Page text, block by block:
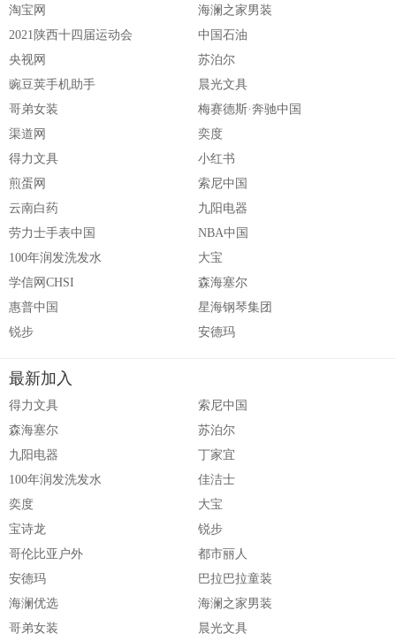
淘宝网
海澜之家男装
2021陕西十四届运动会
中国石油
央视网
苏泊尔
豌豆荚手机助手
晨光文具
哥弟女装
梅赛德斯·奔驰中国
渠道网
奕度
得力文具
小红书
煎蛋网
索尼中国
云南白药
九阳电器
劳力士手表中国
NBA中国
100年润发洗发水
大宝
学信网CHSI
森海塞尔
惠普中国
星海钢琴集团
锐步
安德玛
最新加入
得力文具
索尼中国
森海塞尔
苏泊尔
九阳电器
丁家宜
100年润发洗发水
佳洁士
奕度
大宝
宝诗龙
锐步
哥伦比亚户外
都市丽人
安德玛
巴拉巴拉童装
海澜优选
海澜之家男装
哥弟女装
晨光文具